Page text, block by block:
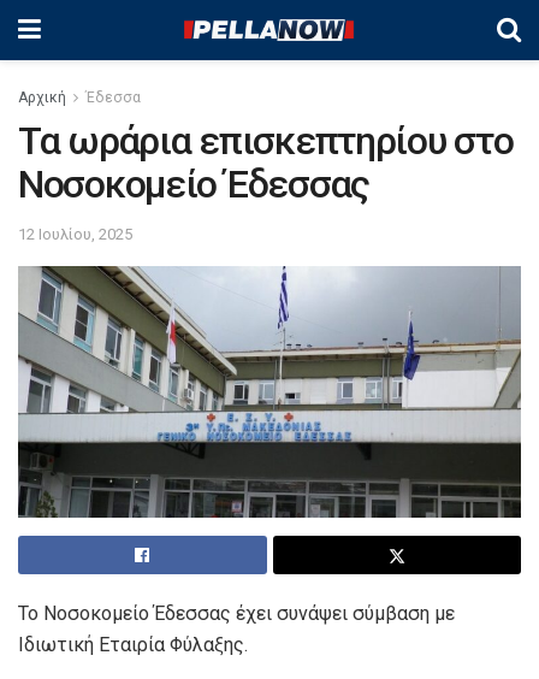
Αρχική Έδεσσα
Τα ωράρια επισκεπτηρίου στο
Νοσοκομείο Έδεσσας
12 Ιουλίου, 2025
Το Νοσοκομείο Έδεσσας έχει συνάψει σύμβαση με
Ιδιωτική Εταιρία Φύλαξης.